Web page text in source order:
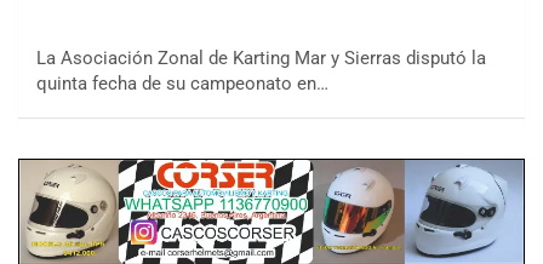
La Asociación Zonal de Karting Mar y Sierras disputó la
quinta fecha de su campeonato en…